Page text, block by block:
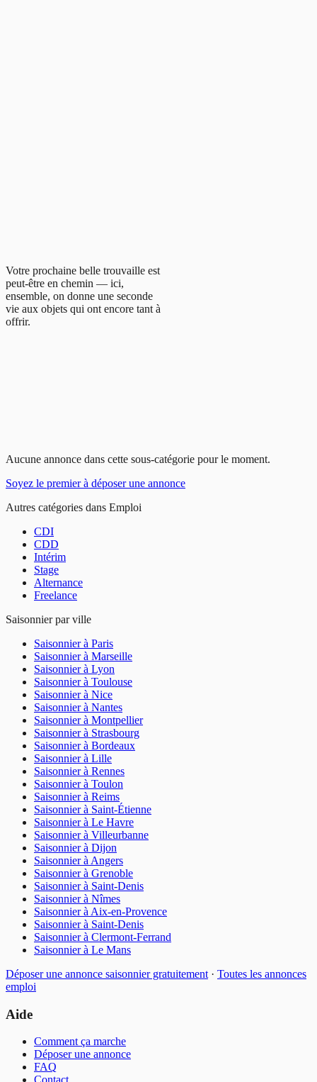
Votre prochaine belle trouvaille est
peut-être en chemin — ici,
ensemble, on donne une seconde
vie aux objets qui ont encore tant à
offrir.
Aucune annonce dans cette sous-catégorie pour le moment.
Soyez le premier à déposer une annonce
Autres catégories dans Emploi
CDI
CDD
Intérim
Stage
Alternance
Freelance
Saisonnierpar ville
Saisonnierà Paris
Saisonnierà Marseille
Saisonnierà Lyon
Saisonnierà Toulouse
Saisonnierà Nice
Saisonnierà Nantes
Saisonnierà Montpellier
Saisonnierà Strasbourg
Saisonnierà Bordeaux
Saisonnierà Lille
Saisonnierà Rennes
Saisonnierà Toulon
Saisonnierà Reims
Saisonnierà Saint-Étienne
Saisonnierà Le Havre
Saisonnierà Villeurbanne
Saisonnierà Dijon
Saisonnierà Angers
Saisonnierà Grenoble
Saisonnierà Saint-Denis
Saisonnierà Nîmes
Saisonnierà Aix-en-Provence
Saisonnierà Saint-Denis
Saisonnierà Clermont-Ferrand
Saisonnierà Le Mans
Déposer une annonce saisonniergratuitement · Toutes les annonces
emploi
Aide
Comment ça marche
Déposer une annonce
FAQ